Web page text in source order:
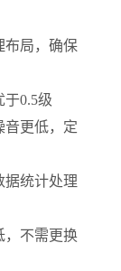
布局，确保
0.5级
音更低，定
据统计处理
，不需更换